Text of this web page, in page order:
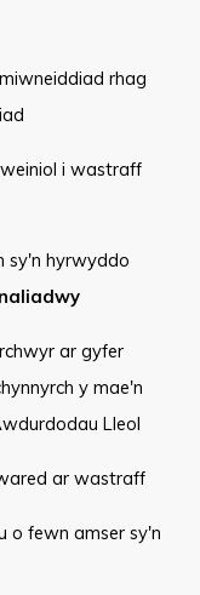
rhag
i wastraff
sy'n hyrwyddo
ar gyfer
y mae'n
Lleol
ar wastraff
o fewn amser sy'n